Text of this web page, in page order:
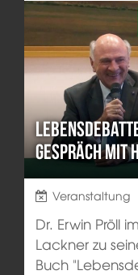
Gespräch mit
Veranstaltung
Dr. Erwin Pröll
Lackner zu
Buch